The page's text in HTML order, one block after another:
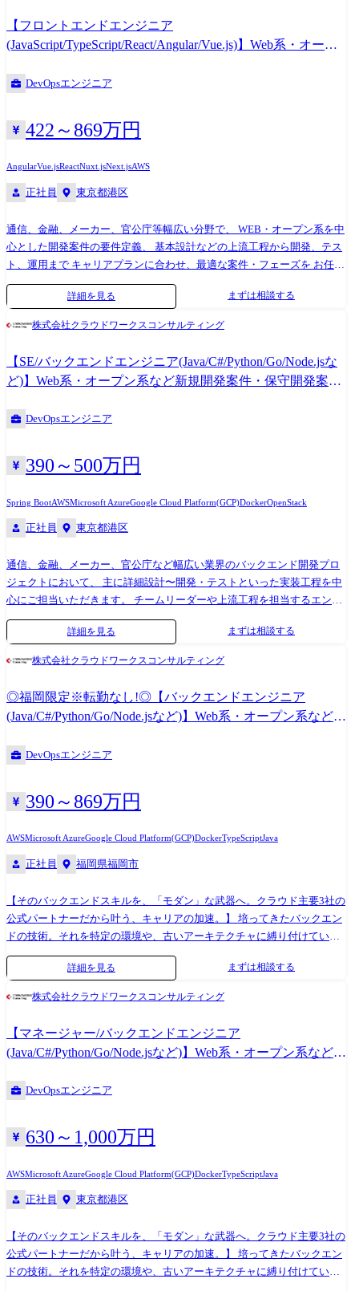
(JavaScript/C#/ASP.NET/WPF) JavaScriptやTypeScriptで開発を行う フロン
トエンドエンジニアにとってベーシックなプロジェクトが基本です。 開
発手法はウォーターフォール開発もありますが クラウドネイティブな環
発を行うことも可能です!
【フロントエンドエンジニア
(JavaScript/TypeScript/React/Angular/Vue.js)】Web系・オープ
DevOpsエンジニア
422～869万円
AngularVue.jsReactNuxt.jsNext.jsAWS
正社員 東京都港区
通信、金融、メーカー、官公庁等幅広い分野で、 WEB・オープン系を中
心とした開発案件の要件定義、 基本設計などの上流工程から開発、テス
ト、運用まで キャリアプランに合わせ、最適な案件・フェーズを お任せ
します。 【プロジェクト例】 ・セキュリティ基準対応管理システム開発
(TypeScript/React) ・BIシステム開発(TypeScript/React) ・デジタルアタッ
(JavaScript/C#/ASP.NET/WPF) JavaScriptやTypeScriptで開発を行う フロン
トエンドエンジニアにとってベーシックなプロジェクトが基本です。 開
発手法はウォーターフォール開発もありますが クラウドネイティブな環
発を行うことも可能です!
詳細を見る まずは相談する
株式会社クラウドワークスコンサルティング
【SE/バックエンドエンジニア(Java/C#/Python/Go/Node.jsな
ど)】Web系・オープン系など新規開発案件・保守開発案件
DevOpsエンジニア
390～500万円
Spring BootAWSMicrosoft AzureGoogle Cloud Platform(GCP)DockerOpenStack
正社員 東京都港区
通信、金融、メーカー、官公庁など幅広い業界のバックエンド開発プロ
ジェクトにおいて、 主に詳細設計〜開発・テストといった実装工程を中
心にご担当いただきます。 チームリーダーや上流工程を担当するエンジ
ニアのもとで、 バックエンドエンジニアとしての実務経験を積みなが
ら、着実にスキルアップできる環境です。 「JavaやGoなどのバックエン
ド開発をさらに極めたい」 「モダンな環境で幅広い技術に触れながら成
例≫ 【Web開発/Azure】 大手通信業界向け オンラインショップの要件
定義〜開発(Spring Boot / Postgresql / Azure) 【AI活用/AWS】 AI(Claude等)
を活用した次世代基盤リプレイス(Vue.js 3 / Java / ECS) 【フルスタッ
テムのモダン化開発 【テックリード】 自社EC×店舗基盤のモダナイゼー
【Go/決済】 金融業界向け 高可用性が求められる決済システムのマイ
クロサービス開発 【Node.js/DX】 DXデータ基盤の整備・開発におけ
ャイル開発・マイクロサービス開発まで、 さまざまな案件を通じて技術
詳細を見る まずは相談する
株式会社クラウドワークスコンサルティング
◎福岡限定※転勤なし!◎【バックエンドエンジニア
(Java/C#/Python/Go/Node.jsなど)】Web系・オープン系など新
DevOpsエンジニア
390～869万円
AWSMicrosoft AzureGoogle Cloud Platform(GCP)DockerTypeScriptJava
正社員 福岡県福岡市
【そのバックエンドスキルを、「モダン」な武器へ。クラウド主要3社の
公式パートナーだから叶う、キャリアの加速。】 培ってきたバックエン
ドの技術。それを特定の環境や、古いアーキテクチャに縛り付けていま
せんか? クラウドワークスコンサルティングは、AWS、Azure、Google
Cloudすべての公式パートナーシップを締結。この圧倒的な背景があるか
活かし、主要クラウド上でのマイクロサービス開発に挑戦したい」
「AI(コーディングエージェント)を駆使した最新の開発手法を現場でいち
早く実践したい」 「モノリスからコンテナ、オンプレからクラウドへ。
びではなく、あなたの「今の得意」を「最良のクラウド環境」へ繋ぐ。
実に「市場価値の高いバックエンドエンジニア」へのステップアップを
私たちが伴走します。 CWCが誇るクラウドパートナーシップ: 【AWS】
Platform Service パートナー ≪プロジェクト事例≫ 【Web開発/Azure】 大
Postgresql / Azure) 【AI活用/AWS】 AI(Claude等)を活用した次世代基盤リ
プレイス(Vue.js 3 / Java / ECS) 【フルスタック/AWS】 大手サービス業界
向け React / Spring Bootを用いた基盤システムのモダン化開発 【テック
詳細を見る まずは相談する
株式会社クラウドワークスコンサルティング
【マネージャー/バックエンドエンジニア
(Java/C#/Python/Go/Node.jsなど)】Web系・オープン系など新
DevOpsエンジニア
630～1,000万円
AWSMicrosoft AzureGoogle Cloud Platform(GCP)DockerTypeScriptJava
正社員 東京都港区
【そのバックエンドスキルを、「モダン」な武器へ。クラウド主要3社の
公式パートナーだから叶う、キャリアの加速。】 培ってきたバックエン
ドの技術。それを特定の環境や、古いアーキテクチャに縛り付けていま